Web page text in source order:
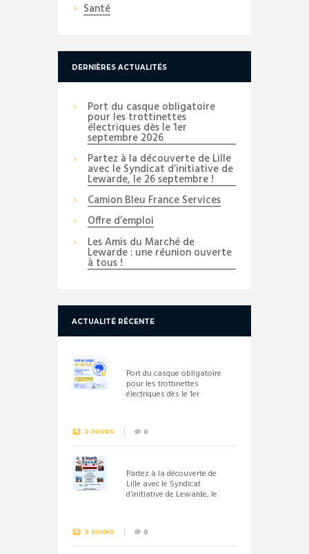
Santé
DERNIÈRES ACTUALITÉS
Port du casque obligatoire
pour les trottinettes
électriques dès le 1er
septembre 2026
Partez à la découverte de Lille
avec le Syndicat d’initiative de
Lewarde, le 26 septembre !
Camion Bleu France Services
Offre d’emploi
Les Amis du Marché de
Lewarde : une réunion ouverte
à tous !
ACTUALITÉ RÉCENTE
Port du casque obligatoire
pour les trottinettes
électriques dès le 1er
3 JOURS 0
Partez à la découverte de
Lille avec le Syndicat
d’initiative de Lewarde, le
3 JOURS 0